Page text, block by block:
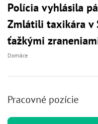
Polícia vyhlásila
Zmlátili taxikára v
ťažkými
Domáce
Pracovné pozície